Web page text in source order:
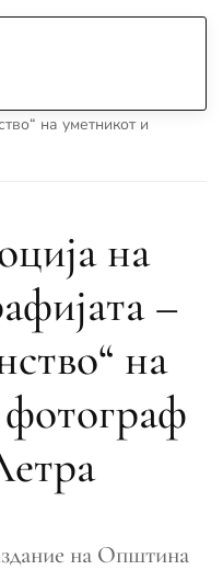
на уметникот и
на
–
на
на Општина